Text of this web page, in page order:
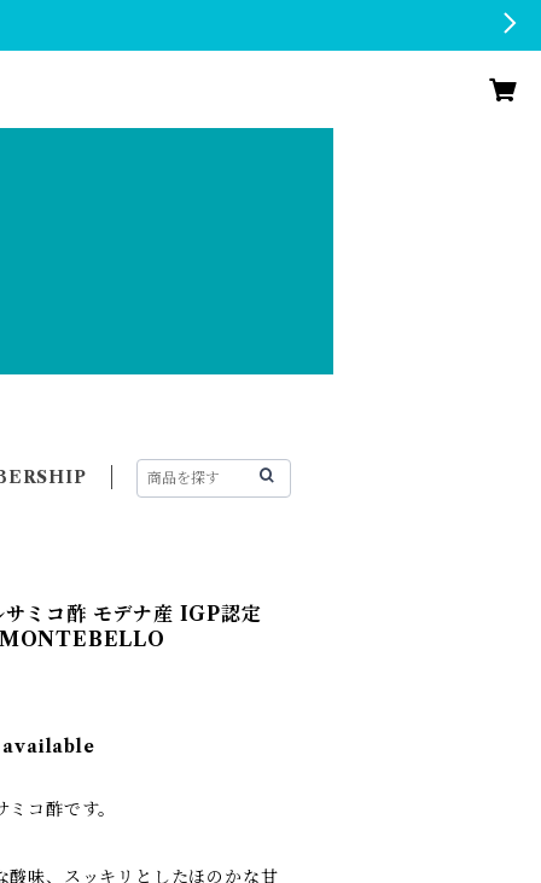
ミコ酢 モデナ産 IGP認定
コ酢です。
酸味、スッキリとしたほのかな甘